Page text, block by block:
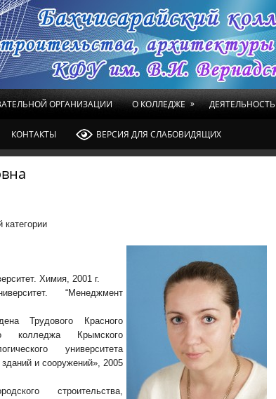
ОРГАНИЗАЦИИ О КОЛЛЕДЖЕ » ДЕЯТЕЛЬНОСТЬ
КОНТАКТЫ ВЕРСИЯ ДЛЯ СЛАБОВИДЯЩИХ
Химия, 2001 г.
“Менеджмент
Трудового Красного
колледжа Крымского
университета
и сооружений», 2005
строительства,